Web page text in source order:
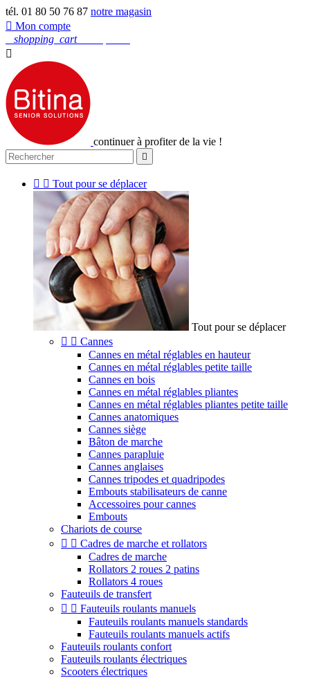
tél. 01 80 50 76 87 notre magasin
 Mon compte
shopping_cart

continuer à profiter de la vie !

  Tout pour se déplacer
Tout pour se déplacer
  Cannes
Cannes en métal réglables en hauteur
Cannes en métal réglables petite taille
Cannes en bois
Cannes en métal réglables pliantes
Cannes en métal réglables pliantes petite taille
Cannes anatomiques
Cannes siège
Bâton de marche
Cannes parapluie
Cannes anglaises
Cannes tripodes et quadripodes
Embouts stabilisateurs de canne
Accessoires pour cannes
Embouts
Chariots de course
  Cadres de marche et rollators
Cadres de marche
Rollators 2 roues 2 patins
Rollators 4 roues
Fauteuils de transfert
  Fauteuils roulants manuels
Fauteuils roulants manuels standards
Fauteuils roulants manuels actifs
Fauteuils roulants confort
Fauteuils roulants électriques
Scooters électriques